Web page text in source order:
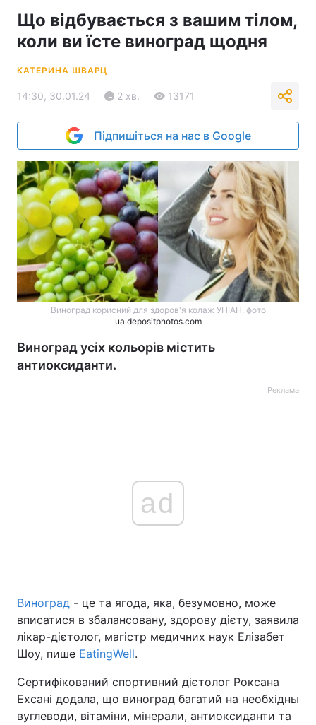
Що відбувається з вашим тілом,
коли ви їсте виноград щодня
КАТЕРИНА ШВАРЦ
14:30, 30.01.24 2 хв. 13171
Підпишіться на нас в Google
Виноград корисний для здоров'я колаж УНІАН, фото
ua.depositphotos.com
Виноград усіх кольорів містить
антиоксиданти.
Реклама
ad
Виноград - це та ягода, яка, безумовно, може
вписатися в збалансовану, здорову дієту, заявила
лікар-дієтолог, магістр медичних наук Елізабет
Шоу, пише EatingWell.
Сертифікований спортивний дієтолог Роксана
Ехсані додала, що виноград багатий на необхідны
вуглеводи, вітаміни, мінерали, антиоксиданти та